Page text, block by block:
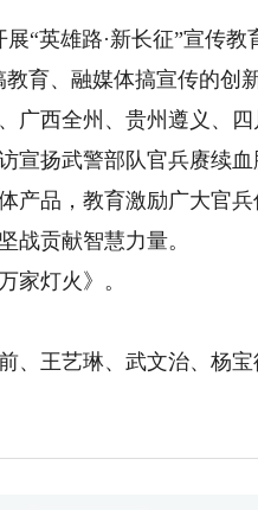
英雄路·新长征”宣传教
育、融媒体搞宣传的创
广西全州、贵州遵义、
宣扬武警部队官兵赓续
产品，教育激励广大官
战贡献智慧力量。
灯火》。
王艺琳、武文治、杨宝